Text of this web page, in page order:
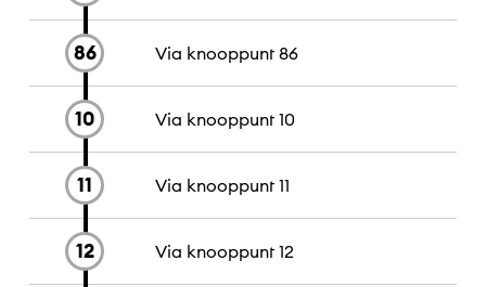
86 Via knooppunt 86
10 Via knooppunt 10
11 Via knooppunt 11
12 Via knooppunt 12